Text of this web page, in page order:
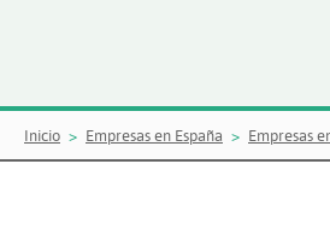
Inicio Empresas en España Empresas